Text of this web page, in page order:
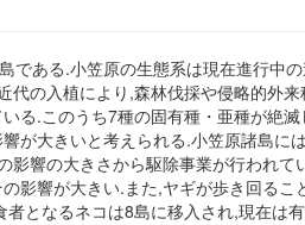
である.小笠原の生態系は現在進行
の入植により,森林伐採や侵略的外
る.このうち7種の固有種・亜種が絶
が大きいと考えられる.小笠原諸島
響の大きさから駆除事業が行われ
影響が大きい.また,ヤギが歩き回る
となるネコは8島に移入され,現在は